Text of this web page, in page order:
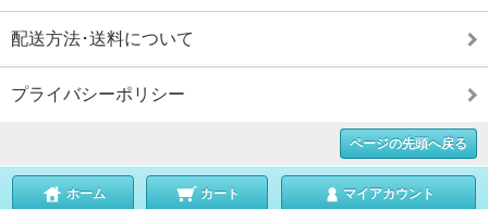
配送方法･送料について
プライバシーポリシー
ページの先頭へ戻る
ホーム カート マイアカウント